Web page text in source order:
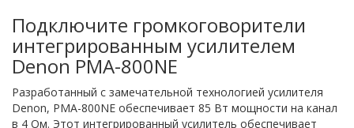
Подключите громкоговорители
интегрированным усилителем
Denon PMA-800NE
Разработанный с замечательной технологией усилителя
Denon, PMA-800NE обеспечивает 85 Вт мощности на канал
в 4 Ом. Этот интегрированный усилитель обеспечивает